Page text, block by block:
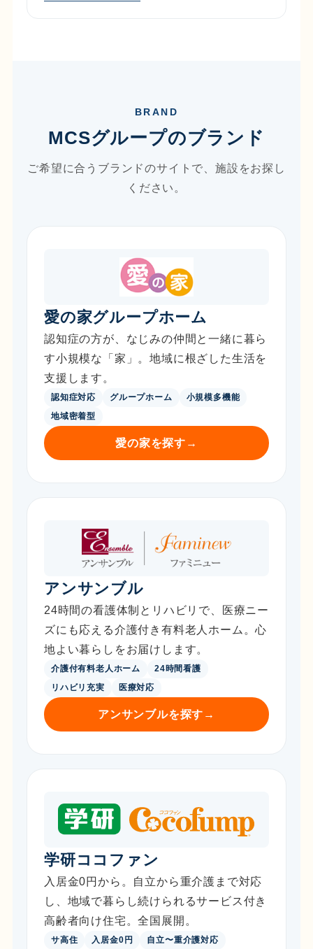
BRAND
MCSグループのブランド
ご希望に合うブランドのサイトで、施設をお探し
ください。
愛の家グループホーム
認知症の方が、なじみの仲間と一緒に暮ら
す小規模な「家」。地域に根ざした生活を
支援します。
認知症対応 グループホーム
小規模多機能
地域密着型
愛の家を探す →
アンサンブル
24時間の看護体制とリハビリで、医療ニー
ズにも応える介護付き有料老人ホーム。心
地よい暮らしをお届けします。
介護付有料老人ホーム
24時間看護
リハビリ充実
医療対応
アンサンブルを探す →
学研ココファン
入居金0円から。自立から重介護まで対応
し、地域で暮らし続けられるサービス付き
高齢者向け住宅。全国展開。
サ高住 入居金0円 自立〜重介護対応